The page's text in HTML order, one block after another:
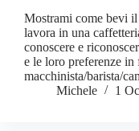
Mostrami come bevi
lavora in una
conoscere e
e le loro preferenze
macchinista/barista/
Michele
1